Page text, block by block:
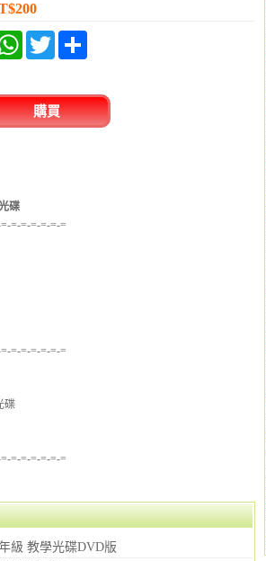
WhatsAppTwitter
購買
碟
=-=-=-=-=-=
=-=-=-=-=-=
碟
=-=-=-=-=-=
級 教學光碟DVD版